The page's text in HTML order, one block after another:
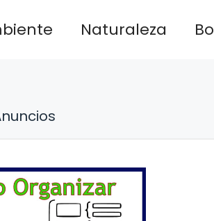
Naturaleza